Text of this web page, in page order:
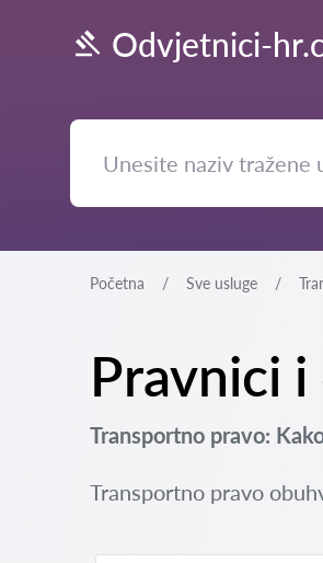
Odvjetnici-
Početna Sve usluge
Pravnici
Transportno pravo:
Transportno pravo